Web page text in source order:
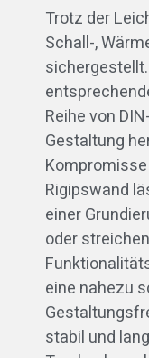
Trotz der
Schall-,
Reihe von
Gestaltung
Rigipswand
einer
oder
eine nahezu
stabil und